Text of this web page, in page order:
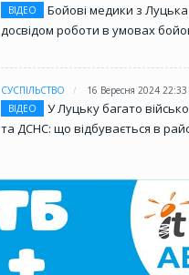
ВІДЕО
Бойові медики з Луцька
досвідом роботи в умовах
СУСПІЛЬСТВО
16 Вересня 2024 22:33
ВІДЕО
У Луцьку багато
та ДСНС: що відбувається в